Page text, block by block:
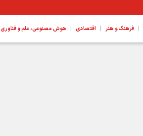
| فرهنگ و هنر | اقتصادی | هوش مصنوعی، علم و فناوری